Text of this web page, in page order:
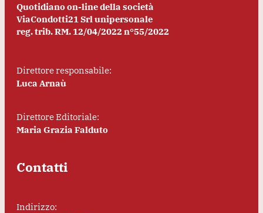
Quotidiano on-line della società
ViaCondotti21 Srl unipersonale
reg. trib. RM. 12/04/2022 n°55/2022
Direttore responsabile:
Luca Arnaù
Direttore Editoriale:
Maria Grazia Falduto
Contatti
Indirizzo: